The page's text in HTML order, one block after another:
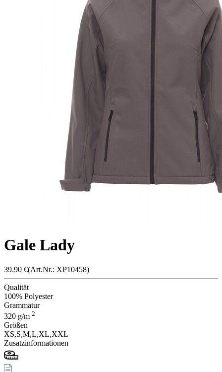
Gale Lady
39.90 €(Art.Nr.: XP10458)
Qualität
100% Polyester
Grammatur
320 g/m 2
Größen
XS,S,M,L,XL,XXL
Zusatzinformationen